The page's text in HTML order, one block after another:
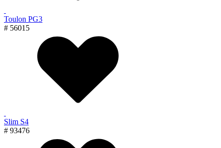
Toulon PG3
# 56015
Slim S4
# 93476